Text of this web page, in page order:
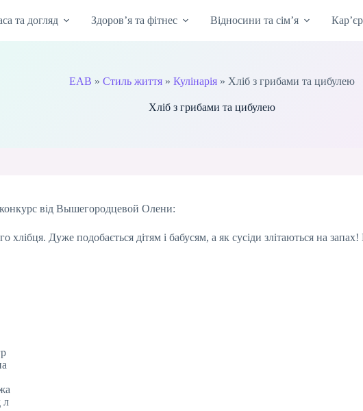
та догляд Здоров’я та фітнес Відносини та сім’я
EAB »Стиль життя »Кулінарія » Хліб з грибами та цибулею
Хліб з грибами та цибулею
від Вышегородцевой Олени:
Дуже подобається дітям і бабусям, а як сусіди злітаються на
л